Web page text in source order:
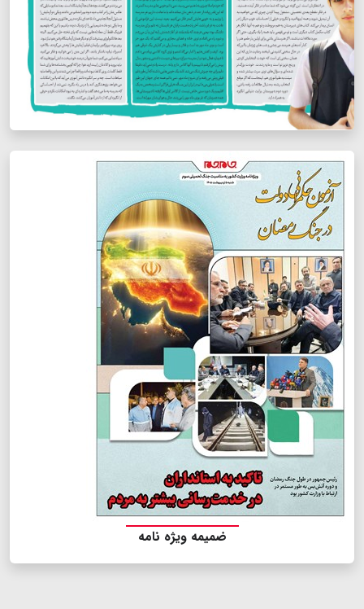
ضمیمه ویژه نامه